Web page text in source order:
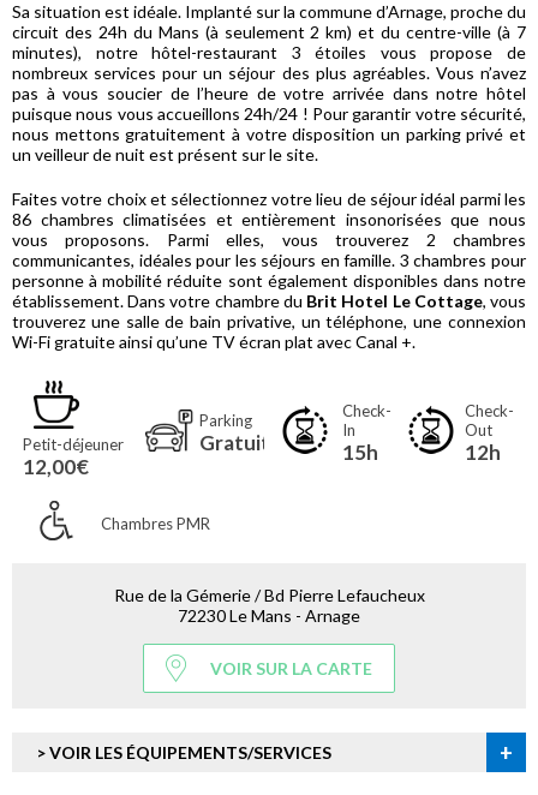
Sa situation est idéale. Implanté sur la commune d’Arnage, proche du
circuit des 24h du Mans (à seulement 2 km) et du centre-ville (à 7
minutes), notre hôtel-restaurant 3 étoiles vous propose de
nombreux services pour un séjour des plus agréables. Vous n’avez
pas à vous soucier de l’heure de votre arrivée dans notre hôtel
puisque nous vous accueillons 24h/24 ! Pour garantir votre sécurité,
nous mettons gratuitement à votre disposition un parking privé et
un veilleur de nuit est présent sur le site.
Faites votre choix et sélectionnez votre lieu de séjour idéal parmi les
86 chambres climatisées et entièrement insonorisées que nous
vous proposons. Parmi elles, vous trouverez 2 chambres
communicantes, idéales pour les séjours en famille. 3 chambres pour
personne à mobilité réduite sont également disponibles dans notre
établissement. Dans votre chambre du Brit Hotel Le Cottage, vous
trouverez une salle de bain privative, un téléphone, une connexion
Wi-Fi gratuite ainsi qu’une TV écran plat avec Canal +.
Petit-déjeuner
12,00€
Parking
Gratuit
Check-
In
15h
Check-
Out
12h
Chambres PMR
Rue de la Gémerie / Bd Pierre Lefaucheux
72230 Le Mans - Arnage
VOIR SUR LA CARTE
> VOIR LES ÉQUIPEMENTS/SERVICES +